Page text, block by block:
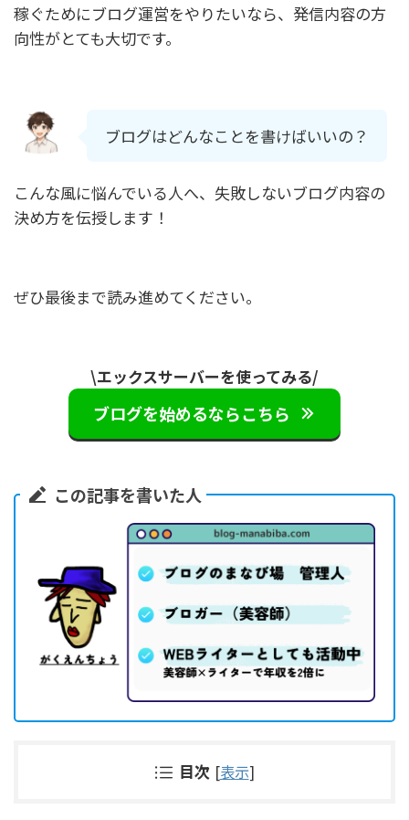
稼ぐためにブログ運営をやりたいなら、発信内容の方
向性がとても大切です。
ブログはどんなことを書けばいいの？
こんな風に悩んでいる人へ、失敗しないブログ内容の
決め方を伝授します！
ぜひ最後まで読み進めてください。
\エックスサーバーを使ってみる/
ブログを始めるならこちら
この記事を書いた人
目次 [表示]